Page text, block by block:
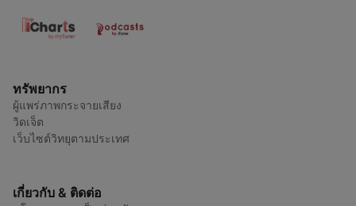
ทรัพยากร
ผู้แพร่ภาพกระจายเสียง
วิดเจ็ต
เว็บไซต์วิทยุตามประเทศ
เกี่ยวกับ & ติดต่อ